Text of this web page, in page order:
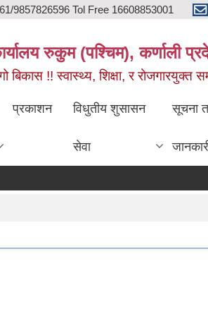
9857826596 Tol Free 16608853001
रुकुम (पश्चिम), कर्णाली
!! स्वास्थ्य, शिक्षा, र रोजगारयुक्त
प्रकाशन विधुतीय शुसासन
सेवा
सूचना